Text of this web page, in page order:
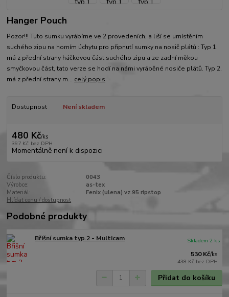
Hanger Pouch
Pozor!!! Tuto sumku vyrábíme ve 2 provedeních, a liší se umístěním
suchého zipu na horním úchytu pro připnutí sumky na nosič plátů : Typ 1.
má z přední strany háčkovou část suchého zipu a ze zadní měkou
smyčkovou část, tato verze se hodí na námi vyráběné nosiče plátů. Typ 2.
má z přední strany m... celý popis
Dostupnost Není skladem
480 Kč/ks
397 Kč bez DPH
Momentálně není k dispozici
Číslo produktu:
0043
Výrobce:
as-tex
Materiál:
Fenix (ulena) vz.95 ripstop
Hlídat cenu / dostupnost
Podobné produkty
Břišní sumka typ.2 - Multicam
530 Kč/ks
438 Kč bez DPH
Skladem 2 ks
Přidat do košíku